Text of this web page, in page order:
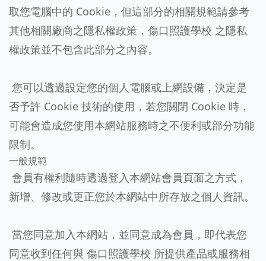
取您電腦中的 Cookie，但這部分的相關規範請參考
其他相關廠商之隱私權政策，傷口照護學校 之隱私
權政策並不包含此部分之內容。
您可以透過設定您的個人電腦或上網設備，決定是
否予許 Cookie 技術的使用，若您關閉 Cookie 時，
可能會造成您使用本網站服務時之不便利或部分功能
限制。
一般規範
會員有權利隨時透過登入本網站會員頁面之方式，
新增、修改或更正您於本網站中所存放之個人資訊。
當您同意加入本網站，並同意成為會員，即代表您
同意收到任何與 傷口照護學校 所提供產品或服務相